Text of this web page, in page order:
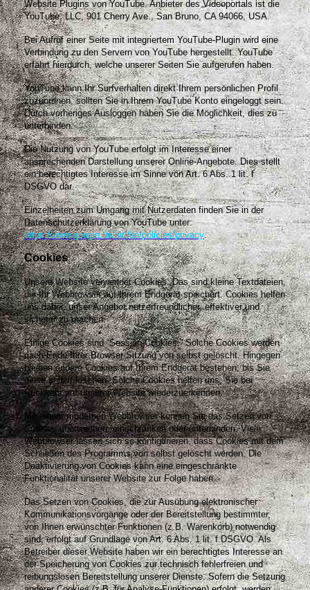
Website Plugins von YouTube. Anbieter des Videoportals ist die
YouTube, LLC, 901 Cherry Ave., San Bruno, CA 94066, USA.
Bei Aufruf einer Seite mit integriertem YouTube-Plugin wird eine
Verbindung zu den Servern von YouTube hergestellt. YouTube
erfährt hierdurch, welche unserer Seiten Sie aufgerufen haben.
YouTube kann Ihr Surfverhalten direkt Ihrem persönlichen Profil
zuzuordnen, sollten Sie in Ihrem YouTube Konto eingeloggt sein.
Durch vorheriges Ausloggen haben Sie die Möglichkeit, dies zu
unterbinden.
Die Nutzung von YouTube erfolgt im Interesse einer
ansprechenden Darstellung unserer Online-Angebote. Dies stellt
ein berechtigtes Interesse im Sinne von Art. 6 Abs. 1 lit. f
DSGVO dar.
Einzelheiten zum Umgang mit Nutzerdaten finden Sie in der
Datenschutzerklärung von YouTube unter:
https://www.google.de/intl/de/policies/privacy.
Cookies
Unsere Website verwendet Cookies. Das sind kleine Textdateien,
die Ihr Webbrowser auf Ihrem Endgerät speichert. Cookies helfen
uns dabei, unser Angebot nutzerfreundlicher, effektiver und
sicherer zu machen.
Einige Cookies sind “Session-Cookies.” Solche Cookies werden
nach Ende Ihrer Browser-Sitzung von selbst gelöscht. Hingegen
bleiben andere Cookies auf Ihrem Endgerät bestehen, bis Sie
diese selbst löschen. Solche Cookies helfen uns, Sie bei
Rückkehr auf unserer Website wiederzuerkennen.
Mit einem modernen Webbrowser können Sie das Setzen von
Cookies überwachen, einschränken oder unterbinden. Viele
Webbrowser lassen sich so konfigurieren, dass Cookies mit dem
Schließen des Programms von selbst gelöscht werden. Die
Deaktivierung von Cookies kann eine eingeschränkte
Funktionalität unserer Website zur Folge haben.
Das Setzen von Cookies, die zur Ausübung elektronischer
Kommunikationsvorgänge oder der Bereitstellung bestimmter,
von Ihnen erwünschter Funktionen (z.B. Warenkorb) notwendig
sind, erfolgt auf Grundlage von Art. 6 Abs. 1 lit. f DSGVO. Als
Betreiber dieser Website haben wir ein berechtigtes Interesse an
der Speicherung von Cookies zur technisch fehlerfreien und
reibungslosen Bereitstellung unserer Dienste. Sofern die Setzung